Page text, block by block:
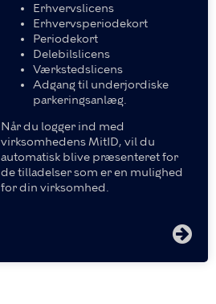
Erhvervslicens
Erhvervsperiodekort
Periodekort
Delebilslicens
Værkstedslicens
Adgang til underjordiske
parkeringsanlæg.
Når du logger ind med
virksomhedens MitID, vil du
automatisk blive præsenteret for
de tilladelser som er en mulighed
for din virksomhed.